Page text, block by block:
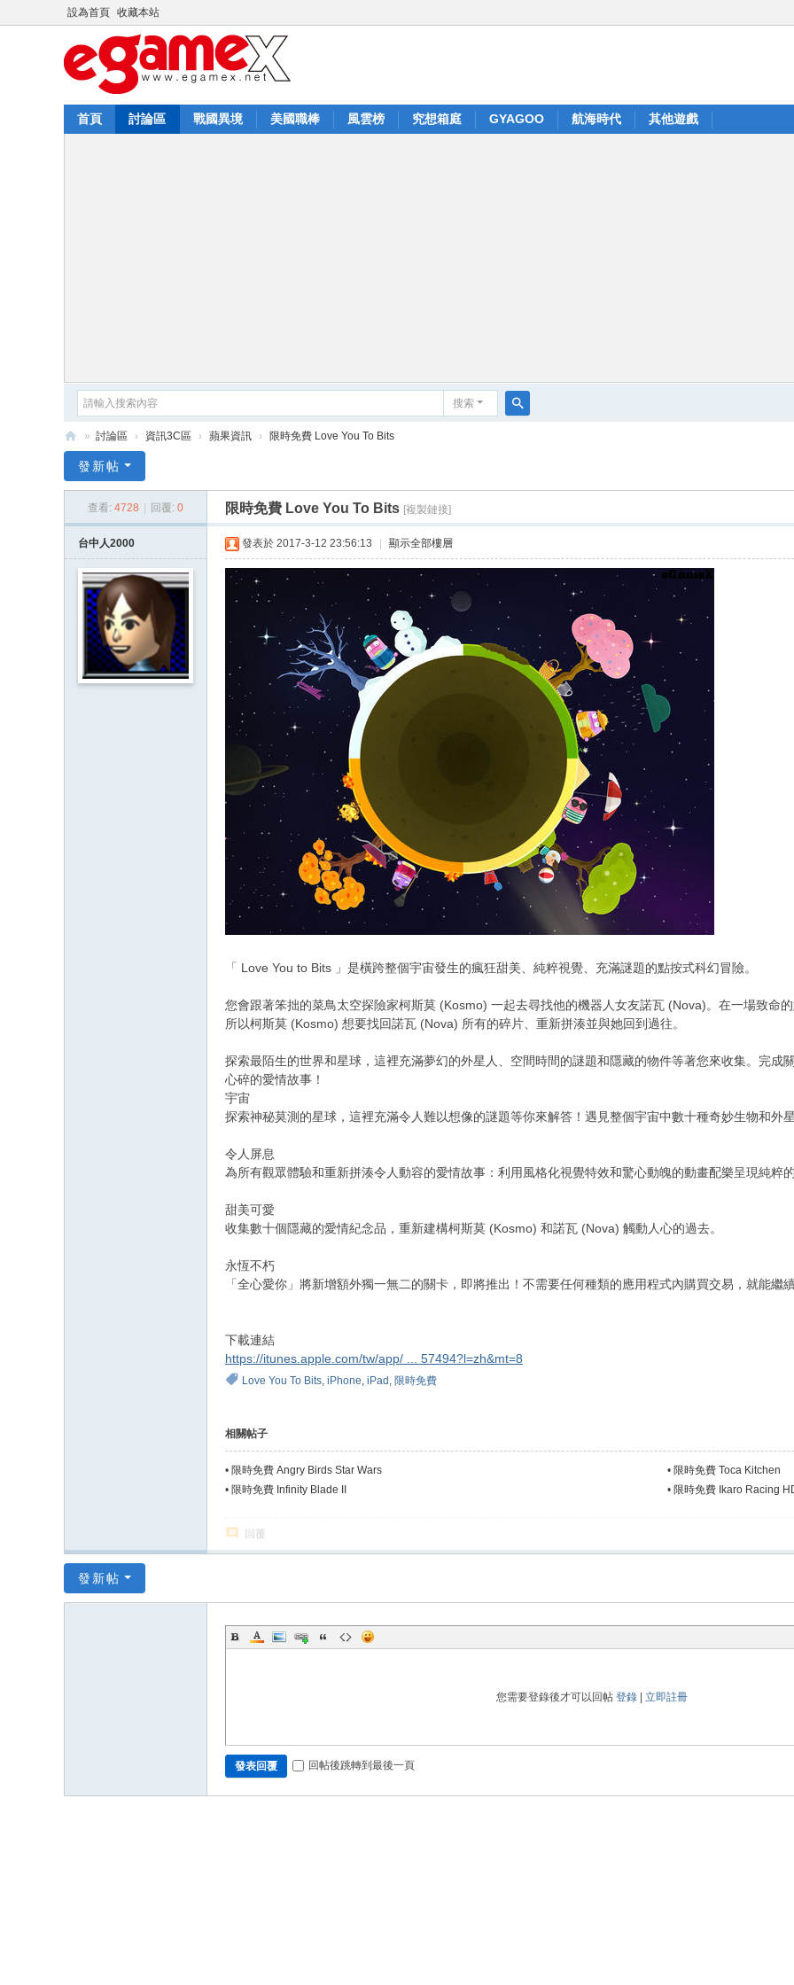
設為首頁 收藏本站
首頁 討論區 戰國異境 美國職棒 風雲榜 究想箱庭 GYAGOO 航海時代 其他遊戲
搜索
G
» 討論區 › 資訊3C區 › 蘋果資訊 › 限時免費 Love You To Bits
發新帖
查看: 4728 回覆: 0 限時免費 Love You To Bits [複製鏈接]
台中人2000 發表於 2017-3-12 23:56:13 顯示全部樓層
「 Love You to Bits 」是橫跨整個宇宙發生的瘋狂甜美、純粹視覺、充滿謎題的點按式科幻冒險。
您會跟著笨拙的菜鳥太空探險家柯斯莫 (Kosmo) 一起去尋找他的機器人女友諾瓦 (Nova)。在一場致命
所以柯斯莫 (Kosmo) 想要找回諾瓦 (Nova) 所有的碎片、重新拼湊並與她回到過往。
探索最陌生的世界和星球，這裡充滿夢幻的外星人、空間時間的謎題和隱藏的物件等著您來收集。完
心碎的愛情故事！
宇宙
探索神秘莫測的星球，這裡充滿令人難以想像的謎題等你來解答！遇見整個宇宙中數十種奇妙生物和外
令人屏息
為所有觀眾體驗和重新拼湊令人動容的愛情故事：利用風格化視覺特效和驚心動魄的動畫配樂呈現純粹
甜美可愛
收集數十個隱藏的愛情紀念品，重新建構柯斯莫 (Kosmo) 和諾瓦 (Nova) 觸動人心的過去。
永恆不朽
「全心愛你」將新增額外獨一無二的關卡，即將推出！不需要任何種類的應用程式內購買交易，就能繼
下載連結
https://itunes.apple.com/tw/app/ ... 57494?l=zh&mt=8
Love You To Bits, iPhone, iPad , 限時免費
相關帖子
• 限時免費 Angry Birds Star Wars • 限時免費 Toca Kitchen
• 限時免費 Infinity Blade II • 限時免費 Ikaro Racing
回覆
發新帖
您需要登錄後才可以回帖 登錄| 立即註冊
發表回覆 回帖後跳轉到最後一頁